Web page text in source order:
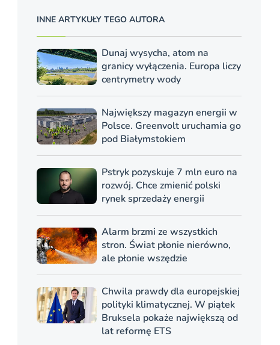
INNE ARTYKUŁY TEGO AUTORA
Dunaj wysycha, atom na
granicy wyłączenia. Europa liczy
centrymetry wody
Największy magazyn energii w
Polsce. Greenvolt uruchamia go
pod Białymstokiem
Pstryk pozyskuje 7 mln euro na
rozwój. Chce zmienić polski
rynek sprzedaży energii
Alarm brzmi ze wszystkich
stron. Świat płonie nierówno,
ale płonie wszędzie
Chwila prawdy dla europejskiej
polityki klimatycznej. W piątek
Bruksela pokaże największą od
lat reformę ETS